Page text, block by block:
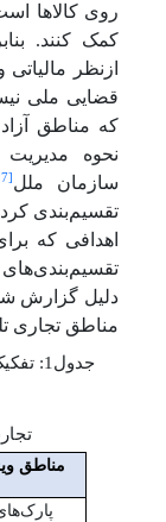
روی کالاها
کمک کنند.
ازنظر
قضایی ملی
که مناطق
نحوه
سازمان ملل
تقسیم‌بندی
اهدافی که
تقسیم‌بندی‌های
دلیل گزارش
مناطق تجاری
مناطق